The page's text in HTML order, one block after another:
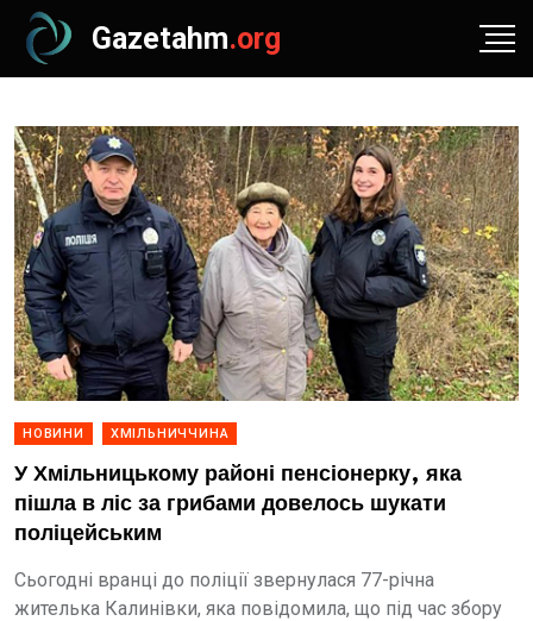
Gazetahm.org
НОВИНИ ХМІЛЬНИЧЧИНА
У Хмільницькому районі пенсіонерку, яка
пішла в ліс за грибами довелось шукати
поліцейським
Сьогодні вранці до поліції звернулася 77-річна
жителька Калинівки, яка повідомила, що під час збору